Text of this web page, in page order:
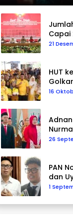
Capai
21
HUT
16
26
PAN
dan
DPR RI
1